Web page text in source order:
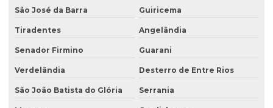
São José da Barra Guiricema
Tiradentes Angelândia
Senador Firmino Guarani
Verdelândia Desterro de Entre Rios
São João Batista do Glória Serrania